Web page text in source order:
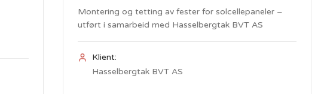
Montering og tetting av fester for solcellepaneler –
utført i samarbeid med Hasselbergtak BVT AS
Klient:
Hasselbergtak BVT AS